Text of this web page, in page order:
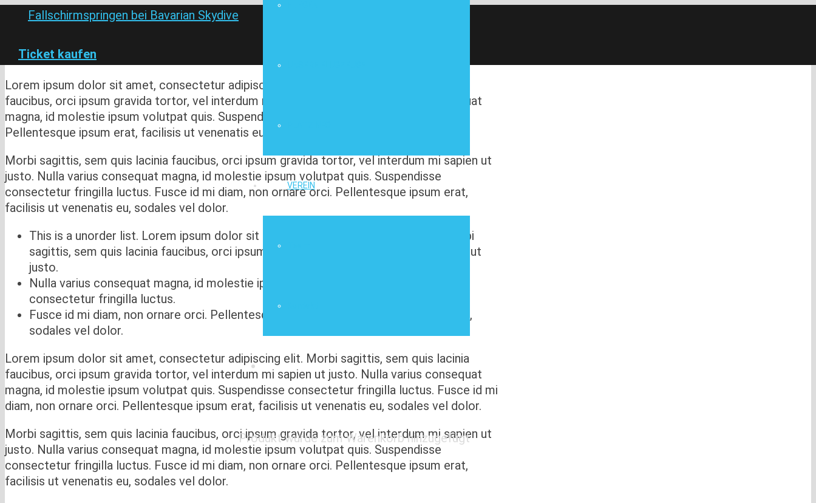
Ticket kaufen
VEREIN
Produktwurde zum Warenkorb hinzugefügt
Lorem ipsum dolor sit amet, consectetur adipiscing elit. Morbi sagittis, sem quis lacinia
faucibus, orci ipsum gravida tortor, vel interdum mi sapien ut justo. Nulla varius consequat
magna, id molestie ipsum volutpat quis. Suspendisse consectetur fringilla suctus.
Pellentesque ipsum erat, facilisis ut venenatis eu, sodales vel dolor.
Morbi sagittis, sem quis lacinia faucibus, orci ipsum gravida tortor, vel interdum mi sapien ut
justo. Nulla varius consequat magna, id molestie ipsum volutpat quis. Suspendisse
consectetur fringilla luctus. Fusce id mi diam, non ornare orci. Pellentesque ipsum erat,
facilisis ut venenatis eu, sodales vel dolor.
This is a unorder list. Lorem ipsum dolor sit amet, consectetur adipiscing elit. Morbi
sagittis, sem quis lacinia faucibus, orci ipsum gravida tortor, vel interdum mi sapien ut
justo.
Nulla varius consequat magna, id molestie ipsum volutpat quis. Suspendisse
consectetur fringilla luctus.
Fusce id mi diam, non ornare orci. Pellentesque ipsum erat, facilisis ut venenatis eu,
sodales vel dolor.
Lorem ipsum dolor sit amet, consectetur adipiscing elit. Morbi sagittis, sem quis lacinia
faucibus, orci ipsum gravida tortor, vel interdum mi sapien ut justo. Nulla varius consequat
magna, id molestie ipsum volutpat quis. Suspendisse consectetur fringilla luctus. Fusce id mi
diam, non ornare orci. Pellentesque ipsum erat, facilisis ut venenatis eu, sodales vel dolor.
Morbi sagittis, sem quis lacinia faucibus, orci ipsum gravida tortor, vel interdum mi sapien ut
justo. Nulla varius consequat magna, id molestie ipsum volutpat quis. Suspendisse
consectetur fringilla luctus. Fusce id mi diam, non ornare orci. Pellentesque ipsum erat,
facilisis ut venenatis eu, sodales vel dolor.